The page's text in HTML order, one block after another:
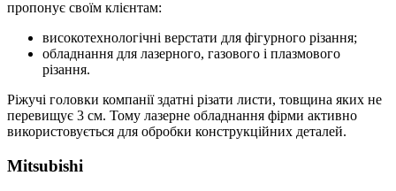
пропонує своїм клієнтам:
високотехнологічні верстати для фігурного різання;
обладнання для лазерного, газового і плазмового
різання.
Ріжучі головки компанії здатні різати листи, товщина яких не
перевищує 3 см. Тому лазерне обладнання фірми активно
використовується для обробки конструкційних деталей.
Mitsubishi